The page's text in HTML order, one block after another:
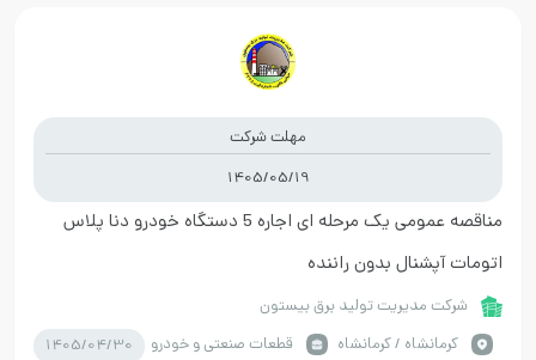
مهلت شرکت
1405/05/19
مناقصه عمومی یک مرحله ای اجاره 5 دستگاه خودرو دنا پلاس
اتومات آپشنال بدون راننده
شرکت مدیریت تولید برق بیستون
كرمانشاه / کرمانشاه
قطعات صنعتی و خودرو 1405/04/30